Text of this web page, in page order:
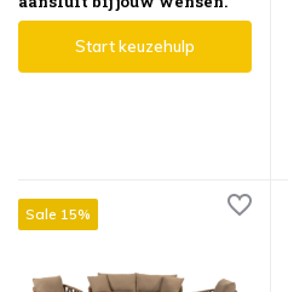
Start keuzehulp
Sale 15%